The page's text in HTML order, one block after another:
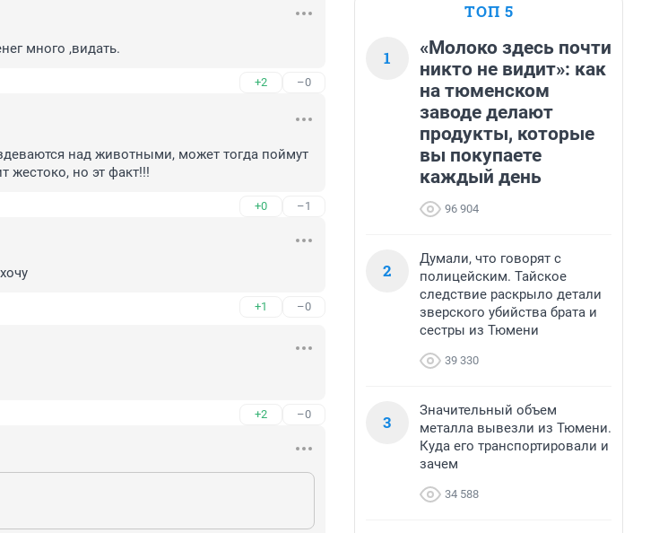
много ,видать.
+2 –0
над животными, может тогда поймут
жестоко, но эт факт!!!
+0 –1
+1 –0
+2 –0
ТОП 5
1
«Молоко здесь почти
никто не видит»: как
на тюменском
заводе делают
продукты, которые
вы покупаете
каждый день
96 904
2
Думали, что говорят с
полицейским. Тайское
следствие раскрыло детали
зверского убийства брата и
сестры из Тюмени
39 330
3
Значительный объем
металла вывезли из Тюмени.
Куда его транспортировали и
зачем
34 588